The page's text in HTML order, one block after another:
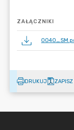
ZAŁĄCZNIKI
DRUKUJ